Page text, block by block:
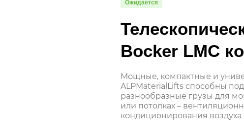
Ожидается
Bocker LMC
Мощные, компактные и
ALPMaterialLifts способны
разнообразные грузы для
или потолках –
кондиционирования